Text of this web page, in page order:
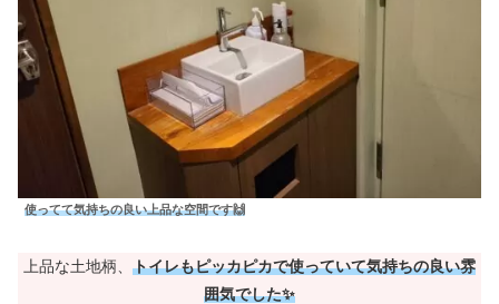
使ってて気持ちの良い上品な空間です🙌
上品な土地柄、 トイレもピッカピカで使っていて気持ちの良い雰
囲気でした✨